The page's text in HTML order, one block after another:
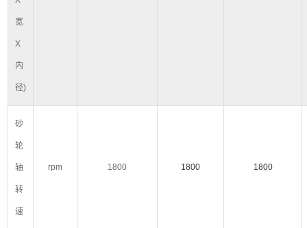
宽
X
内
径)
砂
轮
轴
转
速
rpm 1800 1800 1800